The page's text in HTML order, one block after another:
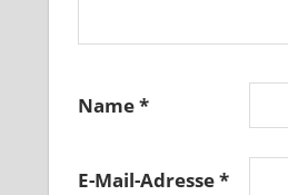
Name*
E-Mail-Adresse*